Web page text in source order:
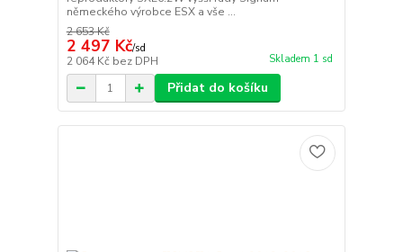
německého výrobce ESX a vše ...
2 653 Kč
2 497 Kč/sd
2 064 Kč bez DPH Skladem 1 sd
Přidat do košíku